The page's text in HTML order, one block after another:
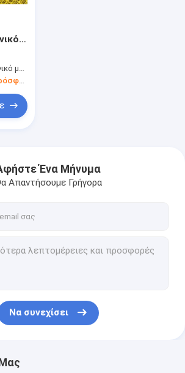
Λάβετε την πιο πρόσφατη τιμή
Ένα Μήνυμα
Απαντήσουμε Γρήγορα
Να συνεχίσει